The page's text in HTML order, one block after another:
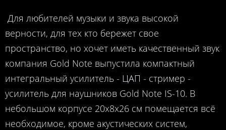
Для любителей музыки и звука высокой
верности, для тех кто бережет свое
пространство, но хочет иметь качественный звук
компания Gold Note выпустила компактный
интегральный усилитель - ЦАП - стример -
усилитель для наушников Gold Note IS-10. В
небольшом корпусе 20х8х26 см помещается всё
необходимое, кроме акустических систем,